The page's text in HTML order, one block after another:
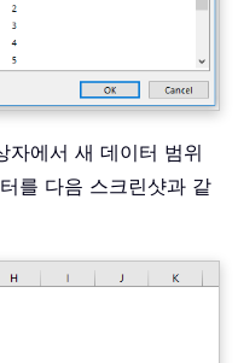
자에서 새 데이터 범위
를 다음 스크린샷과 같